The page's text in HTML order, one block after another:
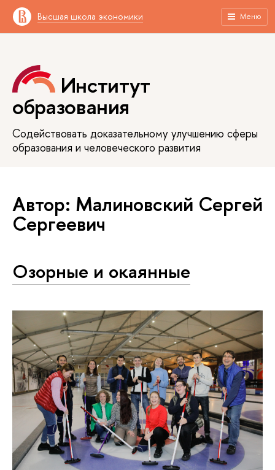
Высшая школа экономики Меню
Институт
образования
Содействовать доказательному улучшению сферы
образования и человеческого развития
Автор: Малиновский Сергей
Сергеевич
Озорные и окаянные